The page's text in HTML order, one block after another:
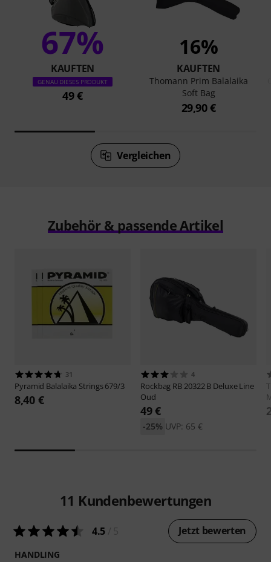
67%
KAUFTEN
GENAU DIESES PRODUKT
49 €
16%
KAUFTEN
Thomann Prim Balalaika
Soft Bag
29,90 €
Vergleichen
Zubehör & passende Artikel
31
Pyramid Balalaika Strings 679/3
8,40 €
4
Rockbag RB 20322 B Deluxe Line
Oud
49 €
UVP: 65 €
-25%
11 Kundenbewertungen
4.5 Jetzt bewerten
HANDLING